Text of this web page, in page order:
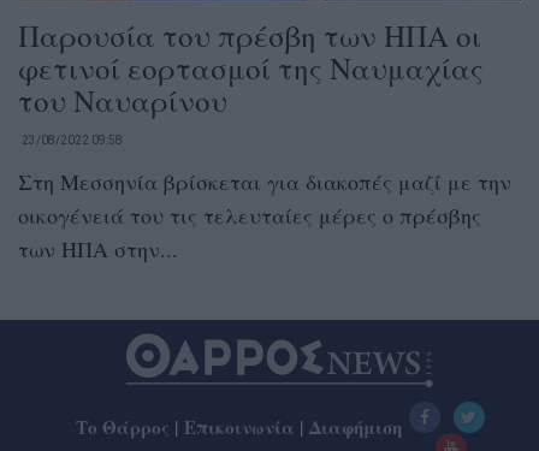
Παρουσία του πρέσβη των ΗΠΑ οι
φετινοί εορτασμοί της Ναυμαχίας
του Ναυαρίνου
23/08/2022 09:58
Στη Μεσσηνία βρίσκεται για διακοπές μαζί με την
οικογένειά του τις τελευταίες μέρες ο πρέσβης
των ΗΠΑ στην...
Το Θάρρος | Επικοινωνία | Διαφήμιση